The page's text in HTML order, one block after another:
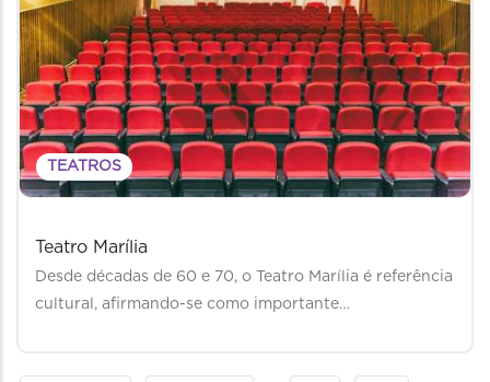
TEATROS
Teatro Marília
Desde décadas de 60 e 70, o Teatro Marília é referência
cultural, afirmando-se como importante…